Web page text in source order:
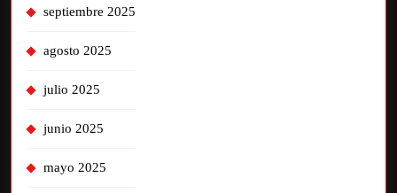
septiembre 2025
agosto 2025
julio 2025
junio 2025
mayo 2025